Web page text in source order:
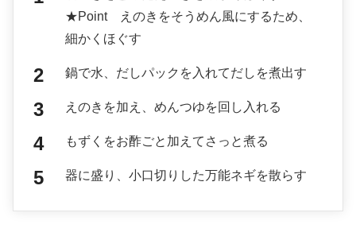
★Point えのきをそうめん風にするため、
細かくほぐす
鍋で水、だしパックを入れてだしを煮出す
えのきを加え、めんつゆを回し入れる
もずくをお酢ごと加えてさっと煮る
器に盛り、小口切りした万能ネギを散らす